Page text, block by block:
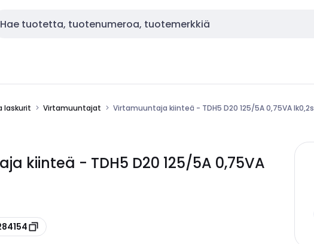
laskurit Virtamuuntajat Virtamuuntaja kiinteä - TDH5 D20 125/5A 0,75VA lk0,2s
kiinteä - TDH5 D20 125/5A 0,75VA